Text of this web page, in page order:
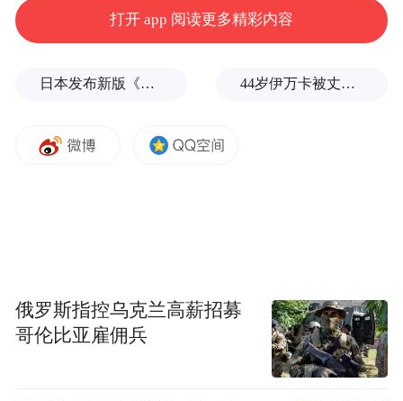
实并不是加拿大唯一的官方国球，甚至在很
长一段时间里，它都不是「正宫」，你会不
会觉得在开玩笑？
事，不聊比赛数据，来聊聊「地图」。跟随
打开 app 阅读更多精彩内容
日本发布新版《防卫白皮书》，俄罗斯强硬警告 44岁伊万卡被丈夫公主抱，冰岛旅行曝光，远离白宫的生活引发关注
俄罗斯指控乌克兰高薪招募
哥伦比亚雇佣兵